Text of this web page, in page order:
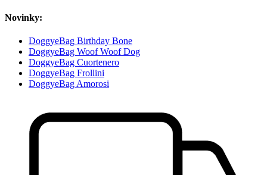
Novinky:
DoggyeBag Birthday Bone
DoggyeBag Woof Woof Dog
DoggyeBag Cuortenero
DoggyeBag Frollini
DoggyeBag Amorosi